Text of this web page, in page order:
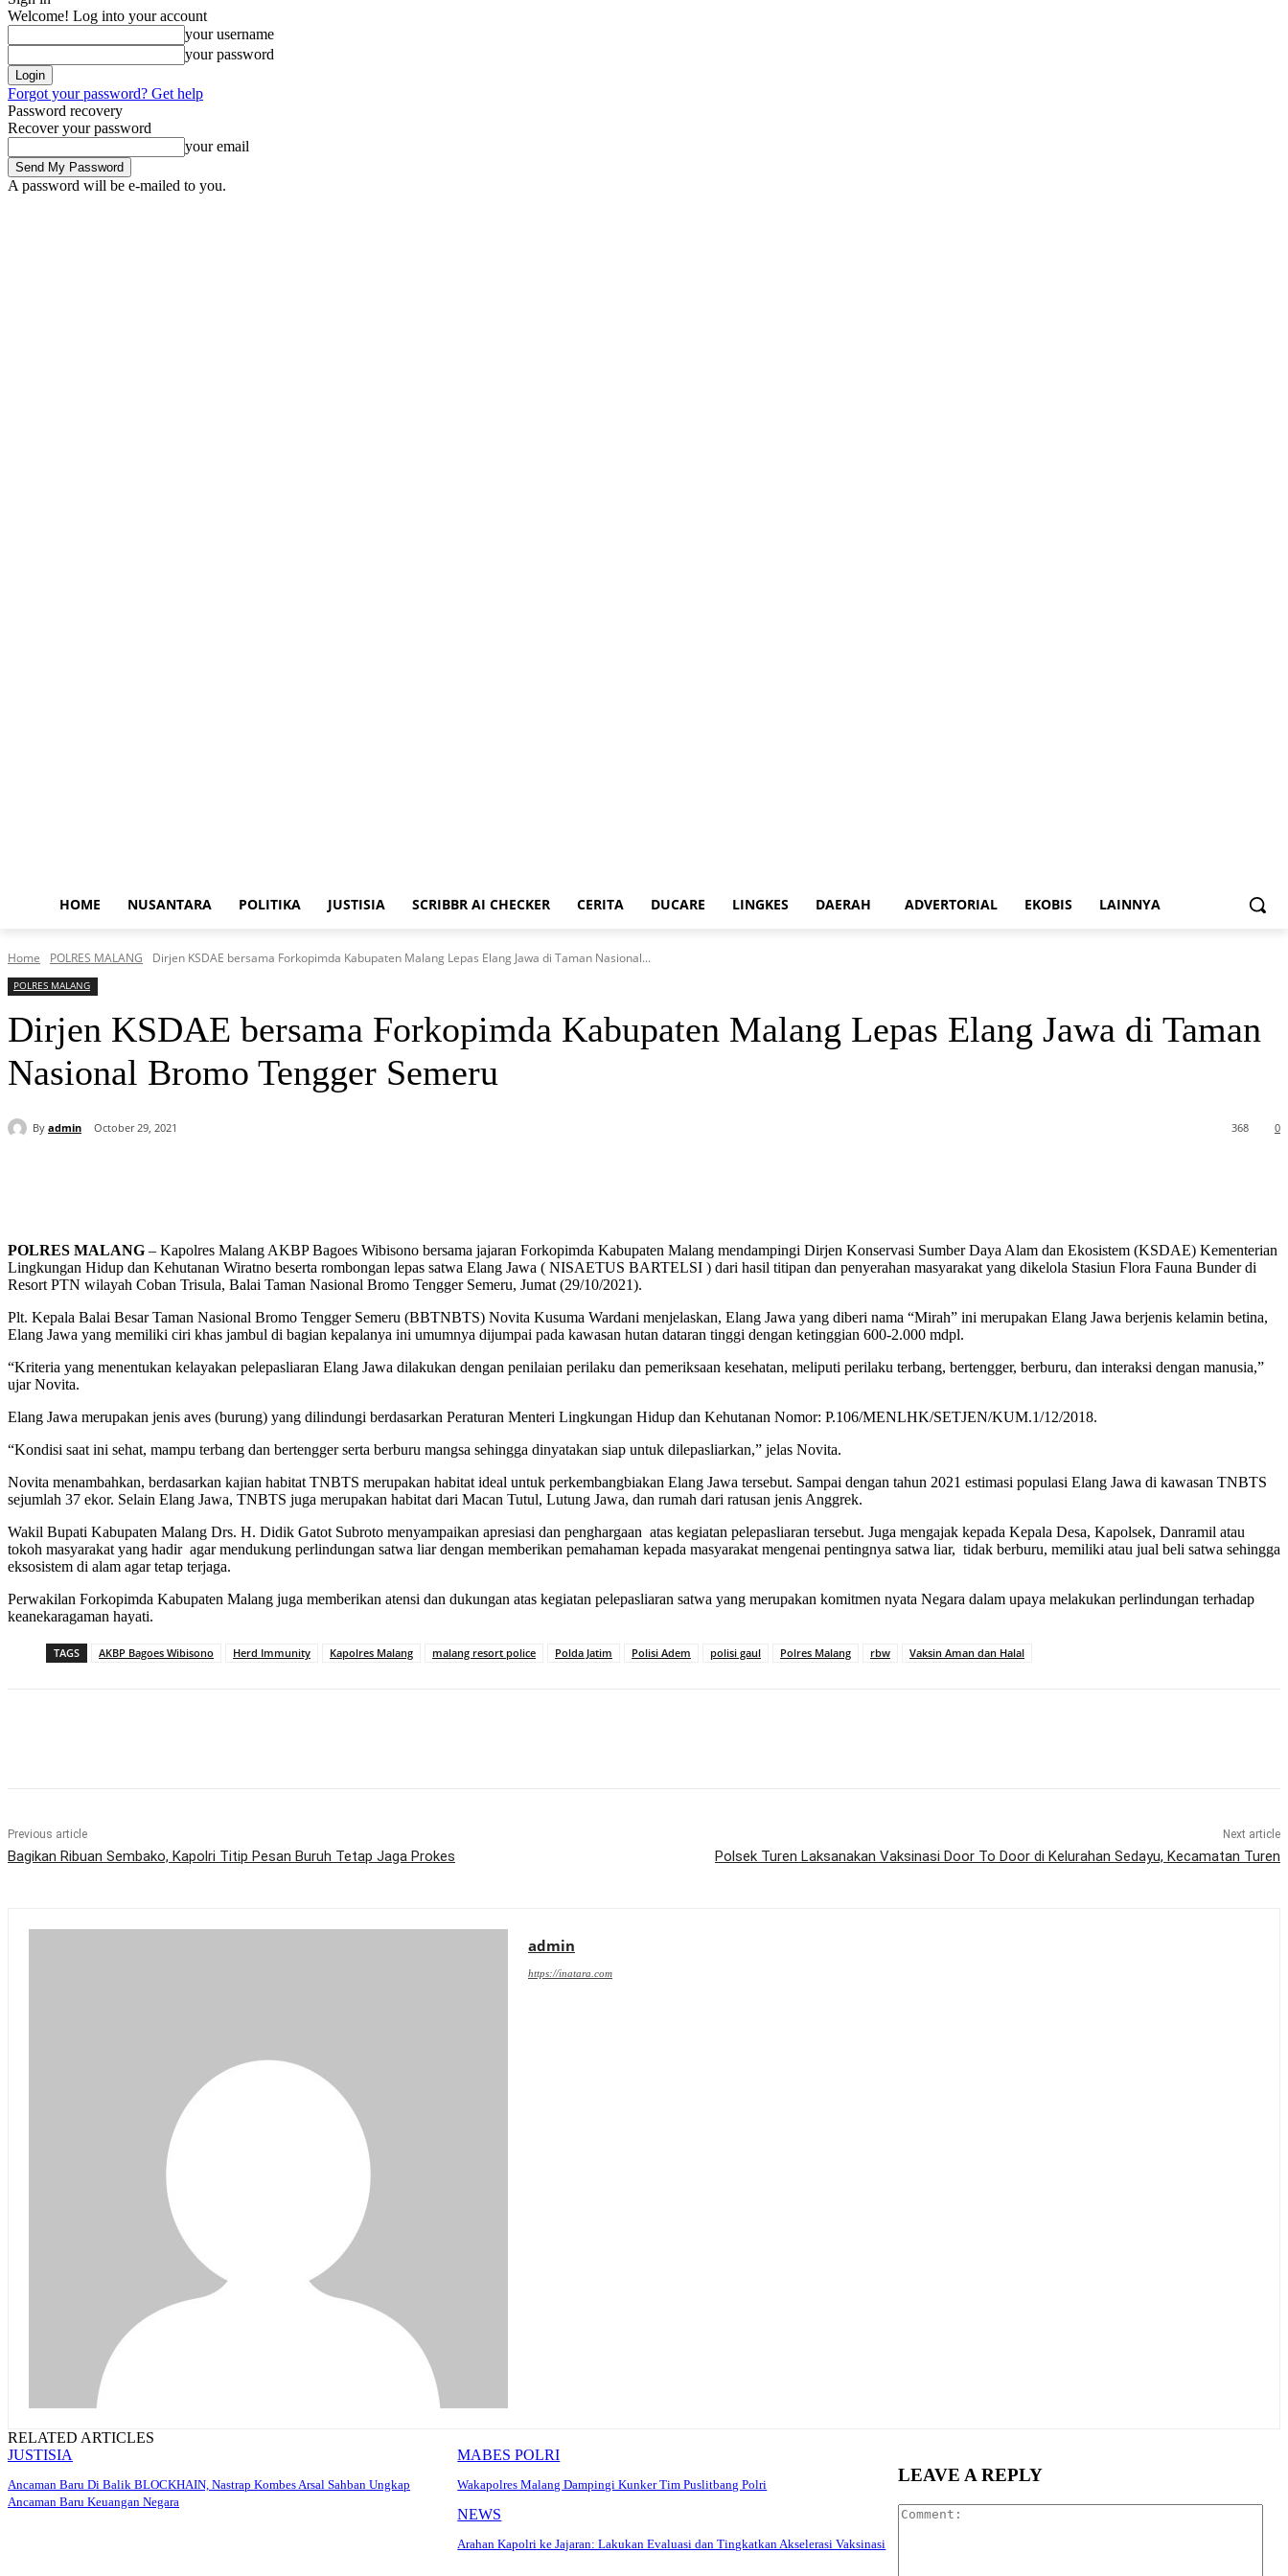
Welcome! Log into your account
your username
your password
Forgot your password? Get help
Password recovery
Recover your password
your email
A password will be e-mailed to you.
HOME NUSANTARA POLITIKA JUSTISIA SCRIBBR AI CHECKER CERITA DUCARE LINGKES DAERAH ADVERTORIAL EKOBIS LAINNYA
Home POLRES MALANG Dirjen KSDAE bersama Forkopimda Kabupaten Malang Lepas Elang Jawa di Taman Nasional...
POLRES MALANG
Dirjen KSDAE bersama Forkopimda Kabupaten Malang Lepas Elang Jawa di Taman
Nasional Bromo Tengger Semeru
By admin October 29, 2021 0
368
POLRES MALANG – Kapolres Malang AKBP Bagoes Wibisono bersama jajaran Forkopimda Kabupaten Malang mendampingi Dirjen Konservasi Sumber Daya Alam dan Ekosistem (KSDAE) Kementerian
Lingkungan Hidup dan Kehutanan Wiratno beserta rombongan lepas satwa Elang Jawa ( NISAETUS BARTELSI ) dari hasil titipan dan penyerahan masyarakat yang dikelola Stasiun Flora Fauna Bunder di
Resort PTN wilayah Coban Trisula, Balai Taman Nasional Bromo Tengger Semeru, Jumat (29/10/2021).
Plt. Kepala Balai Besar Taman Nasional Bromo Tengger Semeru (BBTNBTS) Novita Kusuma Wardani menjelaskan, Elang Jawa yang diberi nama “Mirah” ini merupakan Elang Jawa berjenis kelamin betina,
Elang Jawa yang memiliki ciri khas jambul di bagian kepalanya ini umumnya dijumpai pada kawasan hutan dataran tinggi dengan ketinggian 600-2.000 mdpl.
“Kriteria yang menentukan kelayakan pelepasliaran Elang Jawa dilakukan dengan penilaian perilaku dan pemeriksaan kesehatan, meliputi perilaku terbang, bertengger, berburu, dan interaksi dengan manusia,”
ujar Novita.
Elang Jawa merupakan jenis aves (burung) yang dilindungi berdasarkan Peraturan Menteri Lingkungan Hidup dan Kehutanan Nomor: P.106/MENLHK/SETJEN/KUM.1/12/2018.
“Kondisi saat ini sehat, mampu terbang dan bertengger serta berburu mangsa sehingga dinyatakan siap untuk dilepasliarkan,” jelas Novita.
Novita menambahkan, berdasarkan kajian habitat TNBTS merupakan habitat ideal untuk perkembangbiakan Elang Jawa tersebut. Sampai dengan tahun 2021 estimasi populasi Elang Jawa di kawasan TNBTS
sejumlah 37 ekor. Selain Elang Jawa, TNBTS juga merupakan habitat dari Macan Tutul, Lutung Jawa, dan rumah dari ratusan jenis Anggrek.
Wakil Bupati Kabupaten Malang Drs. H. Didik Gatot Subroto menyampaikan apresiasi dan penghargaan atas kegiatan pelepasliaran tersebut. Juga mengajak kepada Kepala Desa, Kapolsek, Danramil atau
tokoh masyarakat yang hadir agar mendukung perlindungan satwa liar dengan memberikan pemahaman kepada masyarakat mengenai pentingnya satwa liar, tidak berburu, memiliki atau jual beli satwa sehingga
eksosistem di alam agar tetap terjaga.
Perwakilan Forkopimda Kabupaten Malang juga memberikan atensi dan dukungan atas kegiatan pelepasliaran satwa yang merupakan komitmen nyata Negara dalam upaya melakukan perlindungan terhadap
keanekaragaman hayati.
TAGS AKBP Bagoes Wibisono Herd Immunity Kapolres Malang malang resort police Polda Jatim Polisi Adem polisi gaul Polres Malang rbw Vaksin Aman dan Halal
Previous article
Bagikan Ribuan Sembako, Kapolri Titip Pesan Buruh Tetap Jaga Prokes
Next article
Polsek Turen Laksanakan Vaksinasi Door To Door di Kelurahan Sedayu, Kecamatan Turen
admin
https://inatara.com
RELATED ARTICLES
JUSTISIA
Ancaman Baru Di Balik BLOCKHAIN, Nastrap Kombes Arsal Sahban Ungkap
Ancaman Baru Keuangan Negara
MABES POLRI
Wakapolres Malang Dampingi Kunker Tim Puslitbang Polri
NEWS
Arahan Kapolri ke Jajaran: Lakukan Evaluasi dan Tingkatkan Akselerasi Vaksinasi
LEAVE A REPLY